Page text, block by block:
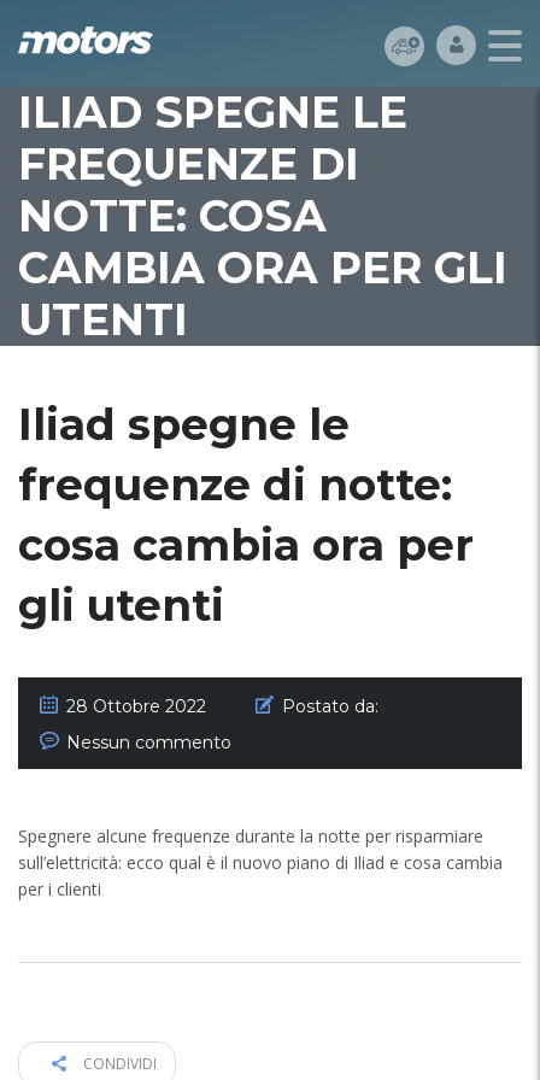
ILIAD SPEGNE LE
FREQUENZE DI
NOTTE: COSA
CAMBIA ORA PER GLI
UTENTI
Iliad spegne le
frequenze di notte:
cosa cambia ora per
gli utenti
28 Ottobre 2022
Postato da:
Nessun commento
Spegnere alcune frequenze durante la notte per risparmiare
sull’elettricità: ecco qual è il nuovo piano di Iliad e cosa cambia
per i clienti
CONDIVIDI